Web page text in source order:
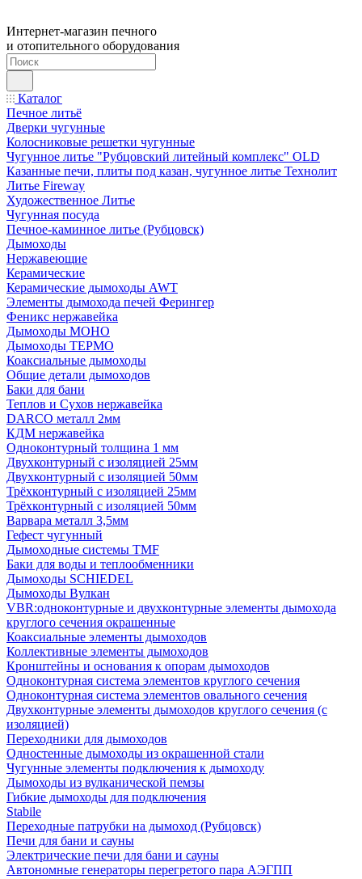
Интернет-магазин печного
и отопительного оборудования
Каталог
Печное литьё
Дверки чугунные
Колосниковые решетки чугунные
Чугунное литье "Рубцовский литейный комплекс" OLD
Казанные печи, плиты под казан, чугунное литье Технолит
Литье Fireway
Художественное Литье
Чугунная посуда
Печное-каминное литье (Рубцовск)
Дымоходы
Нержавеющие
Керамические
Керамические дымоходы AWT
Элементы дымохода печей Ферингер
Феникс нержавейка
Дымоходы МОНО
Дымоходы ТЕРМО
Коаксиальные дымоходы
Общие детали дымоходов
Баки для бани
Теплов и Сухов нержавейка
DARCO металл 2мм
КДМ нержавейка
Одноконтурный толщина 1 мм
Двухконтурный с изоляцией 25мм
Двухконтурный с изоляцией 50мм
Трёхконтурный с изоляцией 25мм
Трёхконтурный с изоляцией 50мм
Варвара металл 3,5мм
Гефест чугунный
Дымоходные системы TMF
Баки для воды и теплообменники
Дымоходы SCHIEDEL
Дымоходы Вулкан
VBR:одноконтурные и двухконтурные элементы дымохода
круглого сечения окрашенные
Коаксиальные элементы дымоходов
Коллективные элементы дымоходов
Кронштейны и основания к опорам дымоходов
Одноконтурная система элементов круглого сечения
Одноконтурная система элементов овального сечения
Двухконтурные элементы дымоходов круглого сечения (с
изоляцией)
Переходники для дымоходов
Одностенные дымоходы из окрашенной стали
Чугунные элементы подключения к дымоходу
Дымоходы из вулканической пемзы
Гибкие дымоходы для подключения
Stabile
Переходные патрубки на дымоход (Рубцовск)
Печи для бани и сауны
Электрические печи для бани и сауны
Автономные генераторы перегретого пара АЭГПП